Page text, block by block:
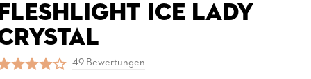
FLESHLIGHT ICE LADY
49 Bewertungen